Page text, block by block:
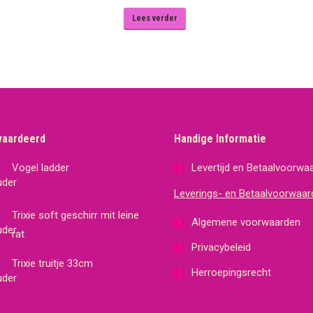
Lees verder
Vogel ladder
Trixie soft geschirr mit leine
rat
Trixie truitje 33cm
Handige Informatie
Levertijd en
Leverings- en
Algemene voorwaarden
Privacybeleid
Herroepingsrecht